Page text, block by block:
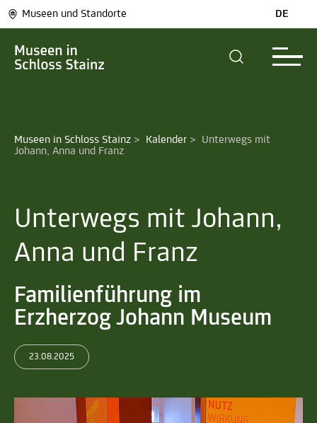
Museen und Standorte DE
Museen in Schloss Stainz > Kalender > Unterwegs mit
Johann, Anna und Franz
Unterwegs mit Johann,
Anna und Franz
Familienführung im
Erzherzog Johann Museum
23.08.2025